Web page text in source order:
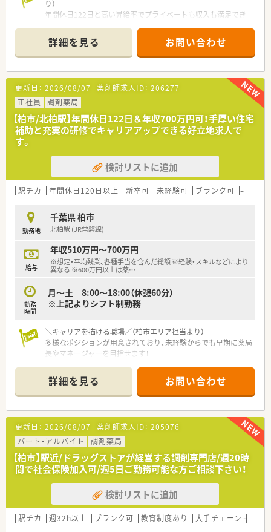
■店舗ごとのノルマは設けていませんが、かかりつけ薬剤師など
の積極的な取り組みを賞与で正当に評価しています。
り）
年間休日122日と高い昇給率でプライベートも収入も満足でき
です。
＊------------------------------------------＊
【店舗情報と応需状況について】
■最寄り駅である柏駅から徒歩10分というアクセス良好で通勤
に便利な好立地に位置しています。
■主な応需科目は内科と外科となっており処方箋枚数は1日あた
り平均90枚ほど応需しています。
■現在の人員体制としては常勤の薬剤師が2名在籍して日々の業
務に対応しております。
■20代正社員の方のモデル年収は手当を含めて年間約499万円
程度の実績がございます。
■30代で薬局長候補として勤務される方のモデル年収は年間約
620万円程度となります。
すことが可能な好条件です。
【勤務実態について】
■年間休日は122日確保されておりメリハリをつけて無理なく
継続して働くことができます。
■最新の機械やシステムの導入を進めることで残業時間の圧縮
を日々実現しております。
■最大7連休のサマーホリデー制度を活用することでしっかりリ
フレッシュすることも可能です。
■薬剤師以外の店舗スタッフを厚く配置しており本来の専門業
務に集中できる環境です。
■現場を非常に大切にする風土があり上席薬剤師等のサポート
■多様性を尊重する風土がありすべての社員が自分らしく働き
やすい環境を整備しています。
詳細を見る お問い合わせ
更新日： 2026/08/07 薬剤師求人ID： 206277
正社員
調剤薬局
【柏市/北柏駅】年間休日122日＆年収700万円可！手厚い住宅
補助と充実の研修でキャリアアップできる好立地求人で
す。
検討リストに追加
駅チカ 年間休日120日以上 新卒可 未経験可 ブランク可 高給与
勤務地
千葉県 柏市
北柏駅 (JR常磐線)
給与
年収510万円～700万円
※想定・平均残業、各種手当を含んだ総額 ※経験・スキルなどにより
異なる ※600万円以上は薬…
勤務
時間
月～土 8:00～18:00（休憩60分）
※上記よりシフト制勤務
＼キャリアを描ける職場／（柏市エリア担当より）
多様なポジションが用意されており、未経験からでも早期に薬局
長やマネージャーを目指せます！
【店舗情報と応需状況について】
■最寄り駅の北柏駅から徒歩5分と通勤にとても便利な立地にあ
り、広めの駐車場も完備された店舗です。
■近隣の医療機関から内科や外科を中心に1日約80枚の処方を
受け付けており、丁寧な応対を行っています。
■店舗では常勤薬剤師4名とパート薬剤師1名が在籍しており、
しっかりと協力しながら業務を進めています。
■PB商品やサプリメントの紹介・販売を通じて、患者様の未病予
防や美と健康のサポートを行います。
【勤務実態について】
■年間休日は122日確保されており、夏季休暇や冬期休暇を利用
してメリハリのある勤務が可能です。
■残業時間の削減に向けて最新機器やテクニシャンを導入し、業
詳細を見る お問い合わせ
更新日： 2026/08/07 薬剤師求人ID： 205076
パート・アルバイト
調剤薬局
【柏市】駅近/ドラッグストアが経営する調剤専門店/週20時
間で社会保険加入可/週5日ご勤務可能な方ご相談下さい！
検討リストに追加
駅チカ 週32h以上 ブランク可 教育制度あり 大手チェーン